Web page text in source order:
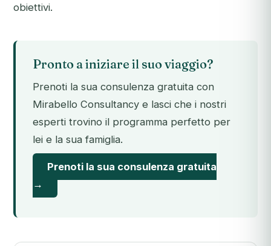
obiettivi.
Pronto a iniziare il suo viaggio?
Prenoti la sua consulenza gratuita con
Mirabello Consultancy e lasci che i nostri
esperti trovino il programma perfetto per
lei e la sua famiglia.
Prenoti la sua consulenza gratuita
→